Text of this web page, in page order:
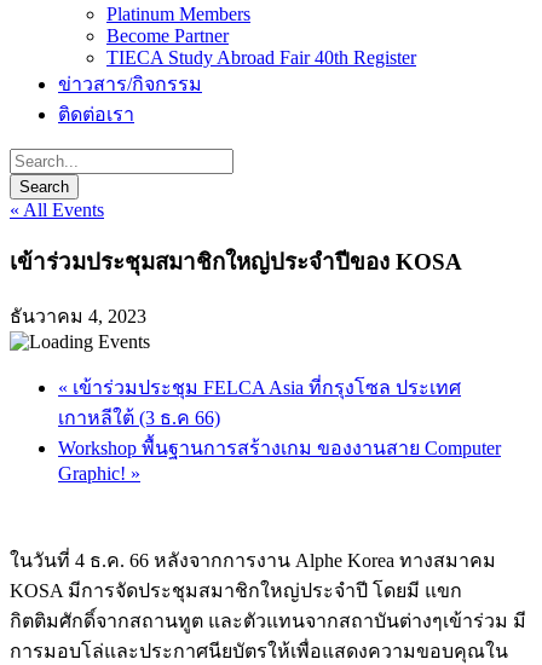
Platinum Members
Become Partner
TIECA Study Abroad Fair 40th Register
ข่าวสาร/กิจกรรม
ติดต่อเรา
« All Events
เข้าร่วมประชุมสมาชิกใหญ่ประจำปีของ KOSA
ธันวาคม 4, 2023
« เข้าร่วมประชุม FELCA Asia ที่กรุงโซล ประเทศ
เกาหลีใต้ (3 ธ.ค 66)
Workshop พื้นฐานการสร้างเกม ของงานสาย Computer
Graphic! »
ในวันที่ 4 ธ.ค. 66 หลังจากการงาน Alphe Korea ทางสมาคม
KOSA มีการจัดประชุมสมาชิกใหญ่ประจำปี โดยมี แขก
กิตติมศักดิ์จากสถานทูต และตัวแทนจากสถาบันต่างๆเข้าร่วม มี
การมอบโล่และประกาศนียบัตรให้เพื่อแสดงความขอบคุณใน